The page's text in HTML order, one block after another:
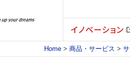
イノベーション
Home > 商品・サービス >